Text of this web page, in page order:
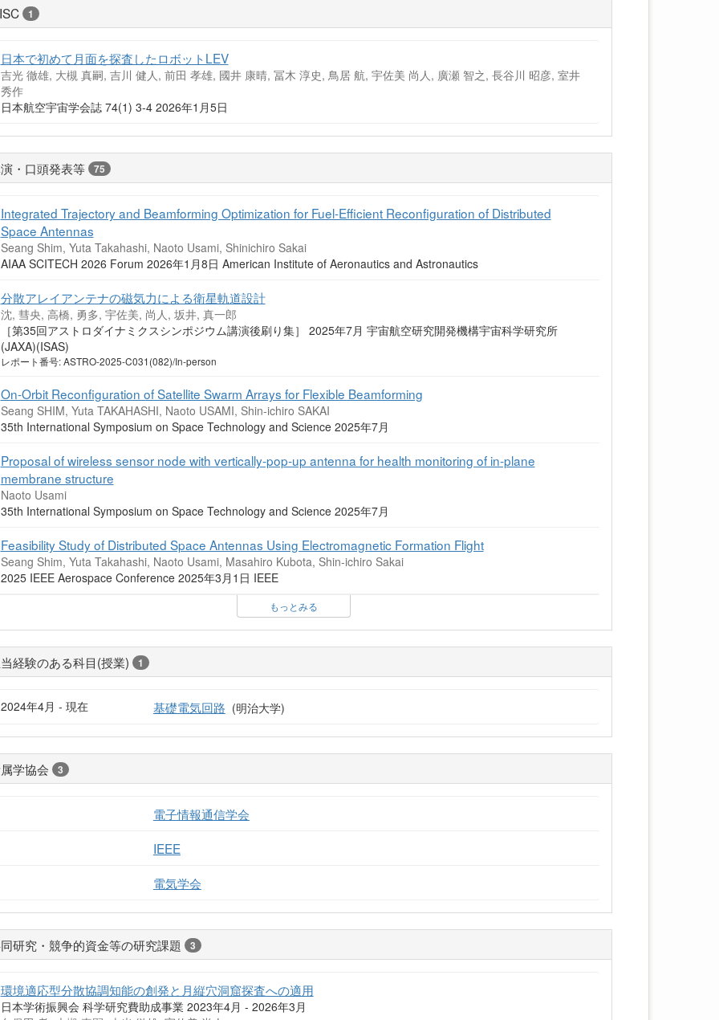
1
日本で初めて月面を探査したロボットLEV
吉光 徹雄, 大槻 真嗣, 吉川 健人, 前田 孝雄, 國井 康晴, 冨木 淳史, 鳥居 航, 宇佐美 尚人, 廣瀬 智之, 長谷川 昭彦, 室井
秀作
日本航空宇宙学会誌 74(1) 3-4 2026年1月5日
・口頭発表等 75
Integrated Trajectory and Beamforming Optimization for Fuel-Efficient Reconfiguration of Distributed
Space Antennas
Seang Shim, Yuta Takahashi, Naoto Usami, Shinichiro Sakai
AIAA SCITECH 2026 Forum 2026年1月8日 American Institute of Aeronautics and Astronautics
分散アレイアンテナの磁気力による衛星軌道設計
沈, 彗央, 高橋, 勇多, 宇佐美, 尚人, 坂井, 真一郎
［第35回アストロダイナミクスシンポジウム講演後刷り集］ 2025年7月 宇宙航空研究開発機構宇宙科学研究所
(JAXA)(ISAS)
レポート番号: ASTRO-2025-C031(082)/In-person
On-Orbit Reconfiguration of Satellite Swarm Arrays for Flexible Beamforming
Seang SHIM, Yuta TAKAHASHI, Naoto USAMI, Shin-ichiro SAKAI
35th International Symposium on Space Technology and Science 2025年7月
Proposal of wireless sensor node with vertically-pop-up antenna for health monitoring of in-plane
membrane structure
Naoto Usami
35th International Symposium on Space Technology and Science 2025年7月
Feasibility Study of Distributed Space Antennas Using Electromagnetic Formation Flight
Seang Shim, Yuta Takahashi, Naoto Usami, Masahiro Kubota, Shin-ichiro Sakai
2025 IEEE Aerospace Conference 2025年3月1日 IEEE
もっとみる
経験のある科目(授業) 1
2024年4月 - 現在 基礎電気回路 (明治大学)
学協会 3
電子情報通信学会
IEEE
電気学会
研究・競争的資金等の研究課題 3
環境適応型分散協調知能の創発と月縦穴洞窟探査への適用
日本学術振興会 科学研究費助成事業 2023年4月 - 2026年3月